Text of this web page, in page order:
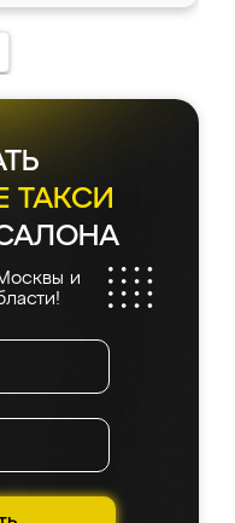
ТАКСИ
и